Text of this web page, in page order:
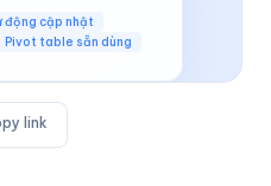
động cập nhật
Pivot table sẵn dùng
link